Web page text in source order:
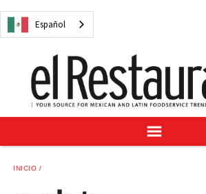
Español
NOTICIAS
RECETAS
GUÍA DEL COMPRADOR
SUSCRÍBASE A
CENTRO DE MUESTRAS
INICIO